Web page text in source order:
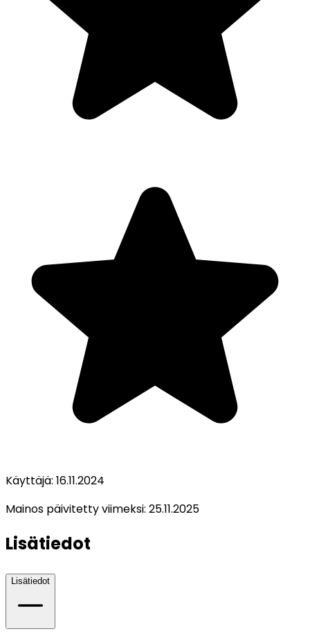
Käyttäjä: 16.11.2024
Mainos päivitetty viimeksi: 25.11.2025
Lisätiedot
Lisätiedot